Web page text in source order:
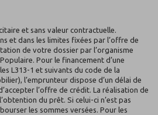
et sans valeur contractuelle.
et dans les limites fixées par l’offre de
de votre dossier par l’organisme
Pour le financement d’une
L313-1 et suivants du code de la
l’emprunteur dispose d’un délai de
l’offre de crédit. La réalisation de
du prêt. Si celui-ci n’est pas
les sommes versées. Pour les